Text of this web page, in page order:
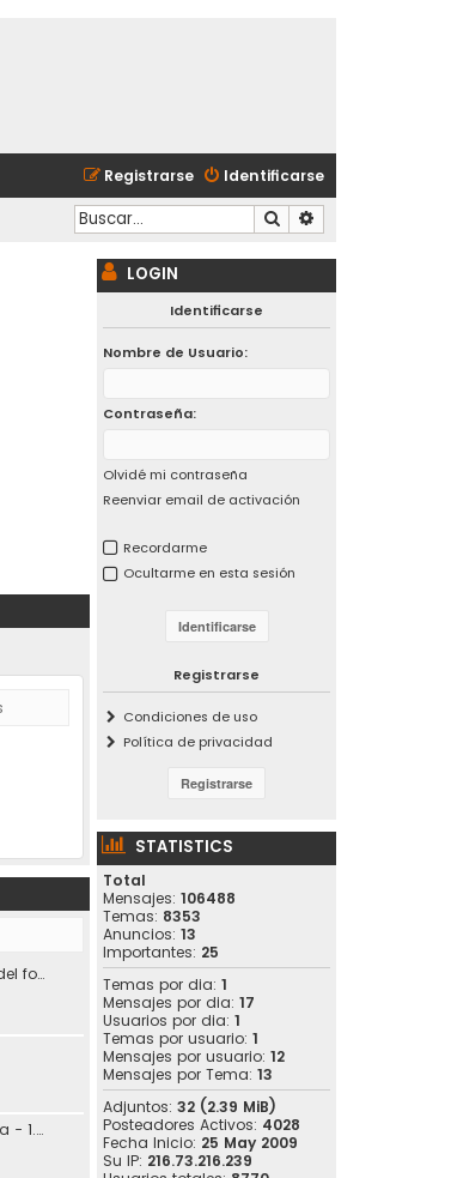
Identificarse
Registrarse
Buscar
Condiciones de uso y normas del foro.
jdaguilar - SEAT Toledo 1M Signa - 1.8 20V 125CV Automático - 10/2001
LOGIN
Identificarse
Nombre de Usuario:
Contraseña:
Olvidé mi contraseña
Reenviar email de activación
Recordarme
Ocultarme en esta sesión
Registrarse
Condiciones de uso
Política de privacidad
STATISTICS
Total
Mensajes: 106488
Temas: 8353
Anuncios: 13
Importantes: 25
Temas por dia: 1
Mensajes por dia: 17
Usuarios por dia: 1
Temas por usuario: 1
Mensajes por usuario: 12
Mensajes por Tema: 13
Adjuntos: 32 (2.39 MiB)
Posteadores Activos: 4028
Fecha Inicio: 25 May 2009
Su IP: 216.73.216.239